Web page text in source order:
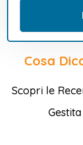
Cosa
Scopri le